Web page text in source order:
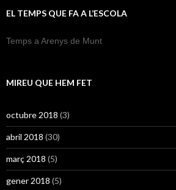
EL TEMPS QUE FA A L’ESCOLA
Temps a Arenys de Munt
MIREU QUE HEM FET
octubre 2018 (3)
abril 2018 (30)
març 2018 (5)
gener 2018 (5)